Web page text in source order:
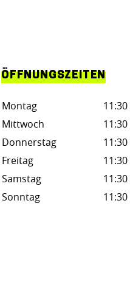
ÖFFNUNGSZEITEN
Montag
Mittwoch
Donnerstag
Freitag
Samstag
Sonntag